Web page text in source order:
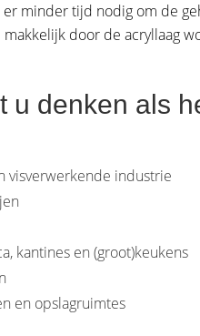
minder tijd nodig om de
door de acryllaag
u denken als
visverwerkende industrie
kantines en (groot)keukens
en opslagruimtes